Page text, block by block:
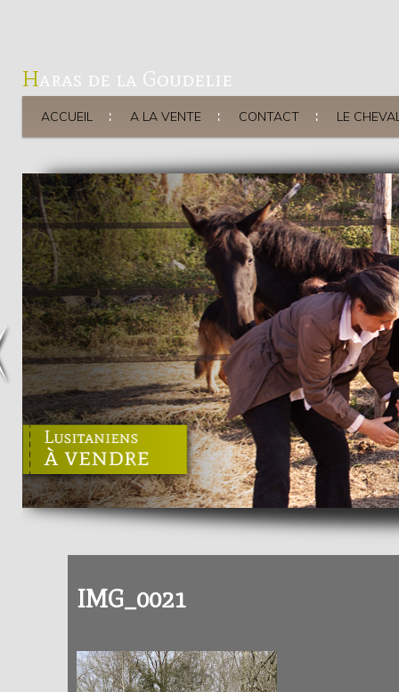
Haras de la Goudelie
ACCUEIL A LA VENTE CONTACT LE
IMG_0021